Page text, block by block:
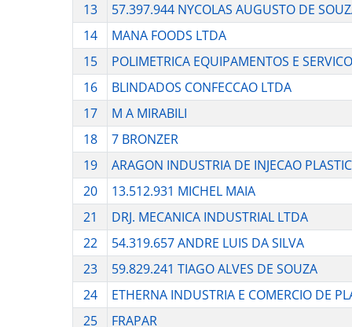
13
57.397.944 NYCOLAS AUGUSTO DE
14
MANA FOODS LTDA
15
POLIMETRICA EQUIPAMENTOS E
16
BLINDADOS CONFECCAO LTDA
17
M A MIRABILI
18
7 BRONZER
19
ARAGON INDUSTRIA DE INJECAO
20
13.512.931 MICHEL MAIA
21
DRJ. MECANICA INDUSTRIAL LTDA
22
54.319.657 ANDRE LUIS DA SILVA
23
59.829.241 TIAGO ALVES DE SOUZA
24
ETHERNA INDUSTRIA E COMERCIO DE
25
FRAPAR